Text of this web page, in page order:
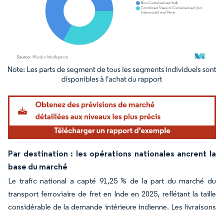
Image © Mordor Intelligence. La réutilisation nécessite une attribution sous CC BY
Par destination : les opérations nationales ancrent la
base du marché
Le trafic national a capté 91,25 % de la part du marché du
transport ferroviaire de fret en Inde en 2025, reflétant la taille
considérable de la demande intérieure indienne. Les livraisons